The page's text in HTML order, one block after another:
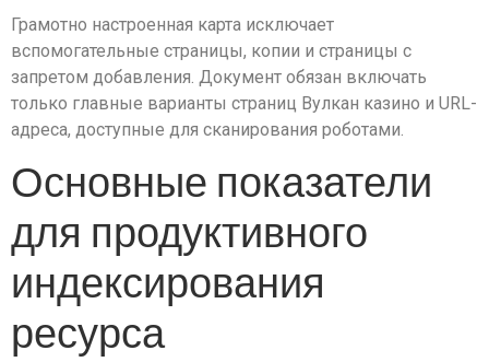
Грамотно настроенная карта исключает
вспомогательные страницы, копии и страницы с
запретом добавления. Документ обязан включать
только главные варианты страниц Вулкан казино и URL-
адреса, доступные для сканирования роботами.
Основные показатели
для продуктивного
индексирования
ресурса